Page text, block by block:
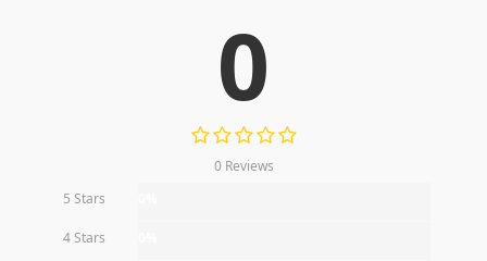
0
0 Reviews
5 Stars
4 Stars